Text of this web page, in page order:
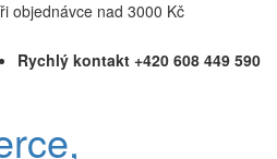
objednávce nad 3000 Kč
Rychlý kontakt +420 608 449 590